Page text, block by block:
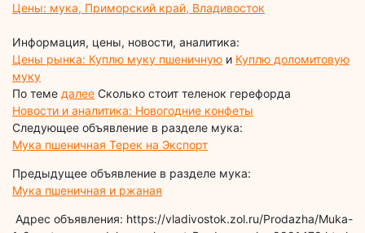
Цены: мука, Приморский край, Владивосток
Информация, цены, новости, аналитика:
Цены рынка: Куплю муку пшеничную и Куплю доломитовую
муку
По теме далее Сколько стоит теленок герефорда
Новости и аналитика: Новогодние конфеты
Следующее объявление в разделе мука:
Мука пшеничная Терек на Экспорт
Предыдущее объявление в разделе мука:
Мука пшеничная и ржаная
Адрес объявления: https://vladivostok.zol.ru/Prodazha/Muka-